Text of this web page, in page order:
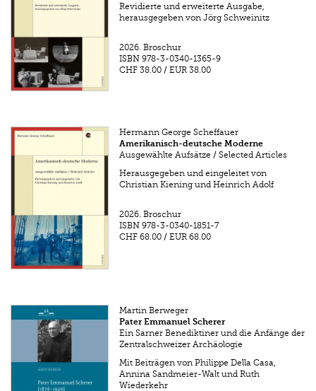
Revidierte und erweiterte Ausgabe,
herausgegeben von Jörg Schweinitz
2026. Broschur
ISBN 978-3-0340-1365-9
CHF 38.00 /EUR 38.00
Hermann George Scheffauer
Amerikanisch-deutsche Moderne
Ausgewählte Aufsätze / Selected Articles
Herausgegeben und eingeleitet von
Christian Kiening und Heinrich Adolf
2026. Broschur
ISBN 978-3-0340-1851-7
CHF 68.00 /EUR 68.00
Martin Berweger
Pater Emmanuel Scherer
Ein Sarner Benediktiner und die Anfänge der
Zentralschweizer Archäologie
Mit Beiträgen von Philippe Della Casa,
Annina Sandmeier-Walt und Ruth
Wiederkehr